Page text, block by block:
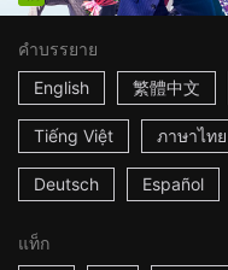
คำบรรยาย
English
繁體中文
Tiếng Việt ภาษาไทย
Deutsch Español
แท็ก